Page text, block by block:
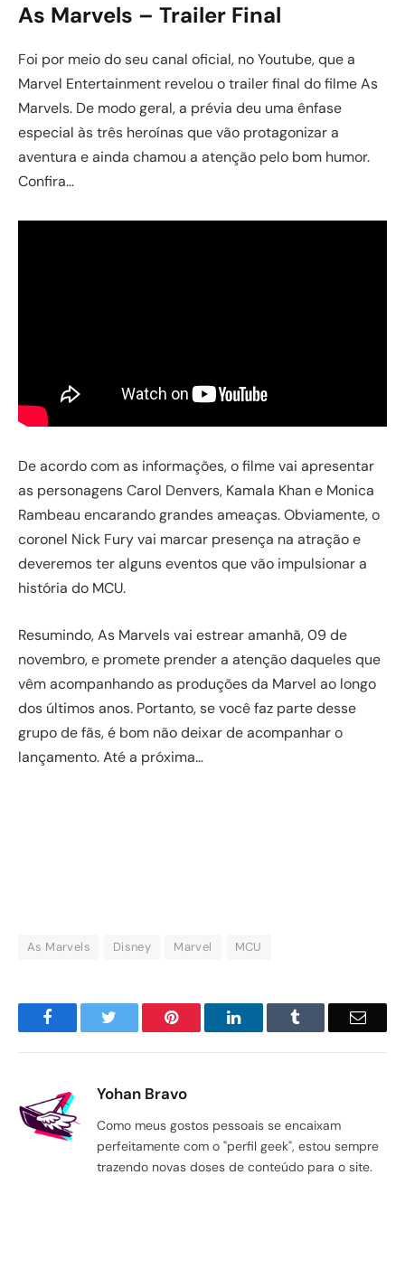
As Marvels – Trailer Final
Foi por meio do seu canal oficial, no Youtube, que a
Marvel Entertainment revelou o trailer final do filme As
Marvels. De modo geral, a prévia deu uma ênfase
especial às três heroínas que vão protagonizar a
aventura e ainda chamou a atenção pelo bom humor.
Confira…
De acordo com as informações, o filme vai apresentar
as personagens Carol Denvers, Kamala Khan e Monica
Rambeau encarando grandes ameaças. Obviamente, o
coronel Nick Fury vai marcar presença na atração e
deveremos ter alguns eventos que vão impulsionar a
história do MCU.
Resumindo, As Marvels vai estrear amanhã, 09 de
novembro, e promete prender a atenção daqueles que
vêm acompanhando as produções da Marvel ao longo
dos últimos anos. Portanto, se você faz parte desse
grupo de fãs, é bom não deixar de acompanhar o
lançamento. Até a próxima…
As Marvels Disney Marvel MCU
Facebook Pinterest LinkedIn Email
Yohan Bravo
Como meus gostos pessoais se encaixam
perfeitamente com o "perfil geek", estou sempre
trazendo novas doses de conteúdo para o site.